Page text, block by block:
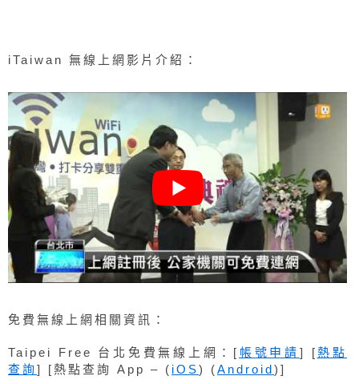
iTaiwan 無線上網影片介紹：
免費無線上網相關資訊：
Taipei Free 台北免費無線上網：[ 帳號申請 ] [熱點
查詢] [熱點查詢 App – ( iOS) (Android)]